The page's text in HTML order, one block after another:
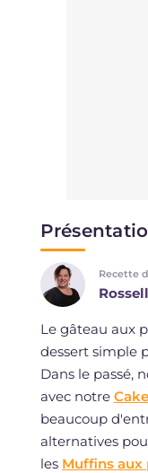
Recette
Le gâteau aux
dessert simple
Dans le passé,
avec notre
beaucoup
alternatives
les Muffins aux